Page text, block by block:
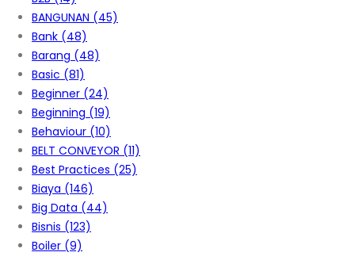
BANGUNAN (45)
Bank (48)
Barang (48)
Basic (81)
Beginner (24)
Beginning (19)
Behaviour (10)
BELT CONVEYOR (11)
Best Practices (25)
Biaya (146)
Big Data (44)
Bisnis (123)
Boiler (9)